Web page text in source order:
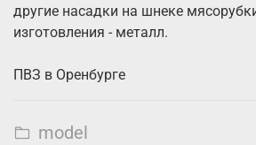
другие насадки на шнеке
изготовления - металл.
ПВЗ в Оренбурге
model